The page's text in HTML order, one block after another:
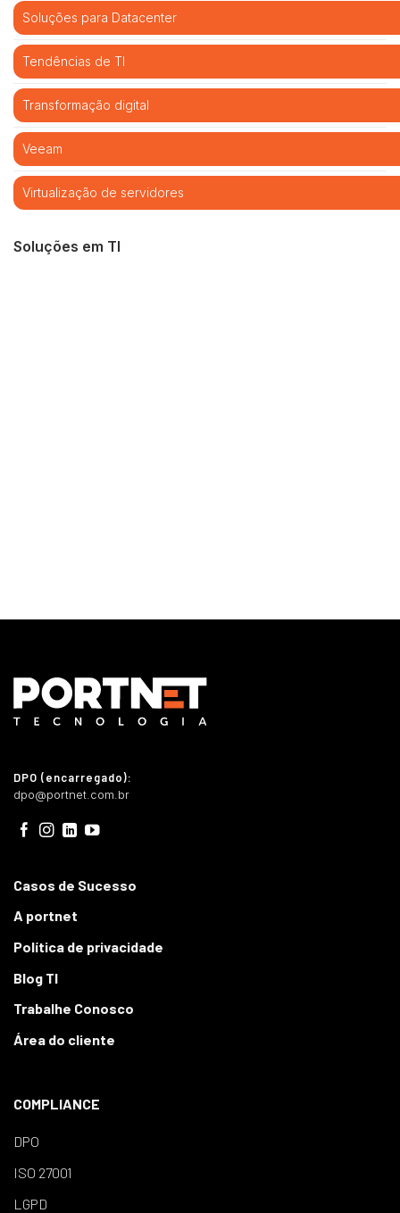
Soluções para Datacenter
Tendências de TI
Transformação digital
Veeam
Virtualização de servidores
Soluções em TI
DPO (encarregado):
dpo@portnet.com.br
Casos de Sucesso
A portnet
Política de privacidade
Blog TI
Trabalhe Conosco
Área do cliente
COMPLIANCE
DPO
ISO 27001
LGPD